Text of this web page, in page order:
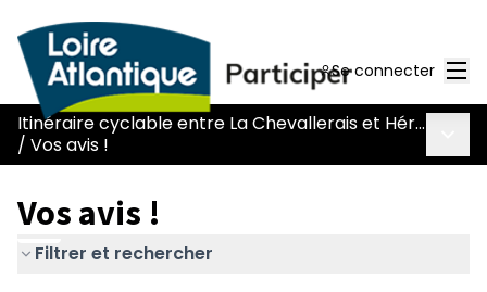
Se connecter
Itinéraire cyclable entre La Chevallerais et Héric (L128)
/ Vos avis !
Vos avis !
Filtrer et rechercher